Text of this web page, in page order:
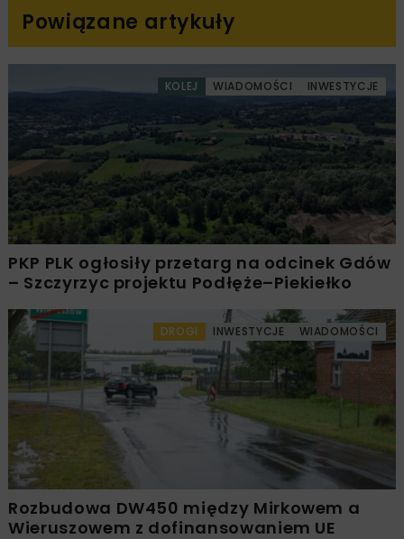
Powiązane artykuły
KOLEJ WIADOMOŚCI INWESTYCJE
PKP PLK ogłosiły przetarg na odcinek Gdów
– Szczyrzyc projektu Podłęże–Piekiełko
DROGI INWESTYCJE WIADOMOŚCI
Rozbudowa DW450 między Mirkowem a
Wieruszowem z dofinansowaniem UE